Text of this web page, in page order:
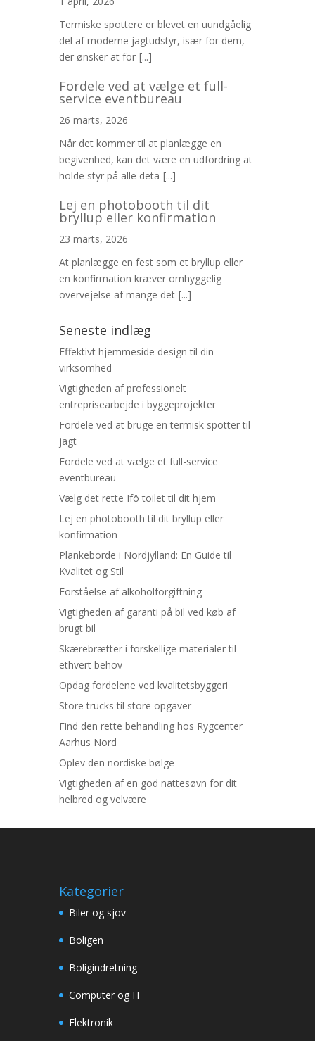
Termiske spottere er blevet en uundgåelig
del af moderne jagtudstyr, især for dem,
der ønsker at for [...]
Fordele ved at vælge et full-
service eventbureau
26 marts, 2026
Når det kommer til at planlægge en
begivenhed, kan det være en udfordring at
holde styr på alle deta [...]
Lej en photobooth til dit
bryllup eller konfirmation
23 marts, 2026
At planlægge en fest som et bryllup eller
en konfirmation kræver omhyggelig
overvejelse af mange det [...]
Seneste indlæg
Effektivt hjemmeside design til din
virksomhed
Vigtigheden af professionelt
entreprisearbejde i byggeprojekter
Fordele ved at bruge en termisk spotter til
jagt
Fordele ved at vælge et full-service
eventbureau
Vælg det rette Ifö toilet til dit hjem
Lej en photobooth til dit bryllup eller
konfirmation
Plankeborde i Nordjylland: En Guide til
Kvalitet og Stil
Forståelse af alkoholforgiftning
Vigtigheden af garanti på bil ved køb af
brugt bil
Skærebrætter i forskellige materialer til
ethvert behov
Opdag fordelene ved kvalitetsbyggeri
Store trucks til store opgaver
Find den rette behandling hos Rygcenter
Aarhus Nord
Oplev den nordiske bølge
Vigtigheden af en god nattesøvn for dit
helbred og velvære
Kategorier
Biler og sjov
Boligen
Boligindretning
Computer og IT
Elektronik